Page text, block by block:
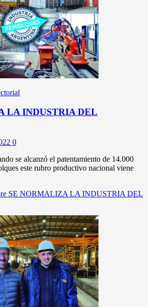
LA INDUSTRIA DEL
0
se alcanzó el patentamiento de 14.000
este rubro productivo nacional viene
SE NORMALIZA LA INDUSTRIA DEL